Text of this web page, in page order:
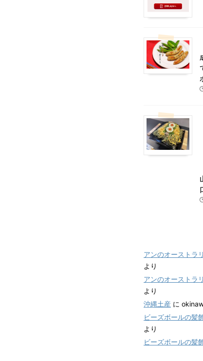
アンのオーストラ
より
アンのオーストラ
より
沖縄土産 に
ビーズボールの髪
より
ビーズボールの髪